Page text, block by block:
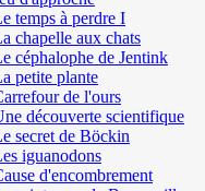
temps à perdre I
chapelle aux chats
céphalophe de Jentink
petite plante
de l'ours
découverte scientifique
secret de Böckin
iguanodons
d'encombrement